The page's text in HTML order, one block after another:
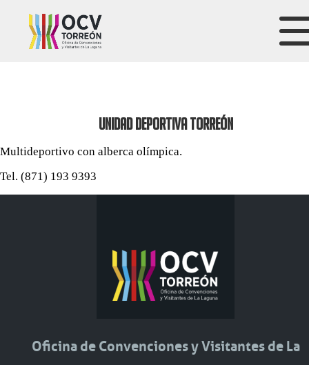
UNIDAD DEPORTIVA TORREÓN
Multideportivo con alberca olímpica.
Tel. (871) 193 9393
Oficina de Convenciones y Visitantes de La